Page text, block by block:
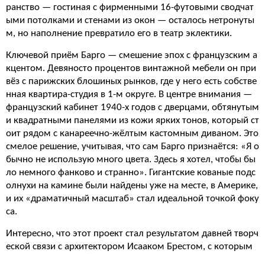
ранство — гостиная с фирменными 16-футовыми сводчат
ыми потолками и стенами из окон — осталось нетронуты
м, но наполнение превратило его в театр эклектики.
Ключевой приём Барго — смешение эпох с французским а
кцентом. Девяносто процентов винтажной мебели он при
вёз с парижских блошиных рынков, где у него есть собстве
нная квартира-студия в 1-м округе. В центре внимания —
французский кабинет 1940-х годов с дверцами, обтянутым
и квадратными панелями из кожи ярких тонов, который ст
оит рядом с канареечно-жёлтым кастомным диваном. Это
смелое решение, учитывая, что сам Барго признаётся: «Я о
бычно не использую много цвета. Здесь я хотел, чтобы бы
ло немного фанково и странно». Гигантские кованые подс
олнухи на камине были найдены уже на месте, в Америке,
и их «драматичный масштаб» стал идеальной точкой фоку
са.
Интересно, что этот проект стал результатом давней творч
еской связи с архитектором Исааком Брестом, с которым